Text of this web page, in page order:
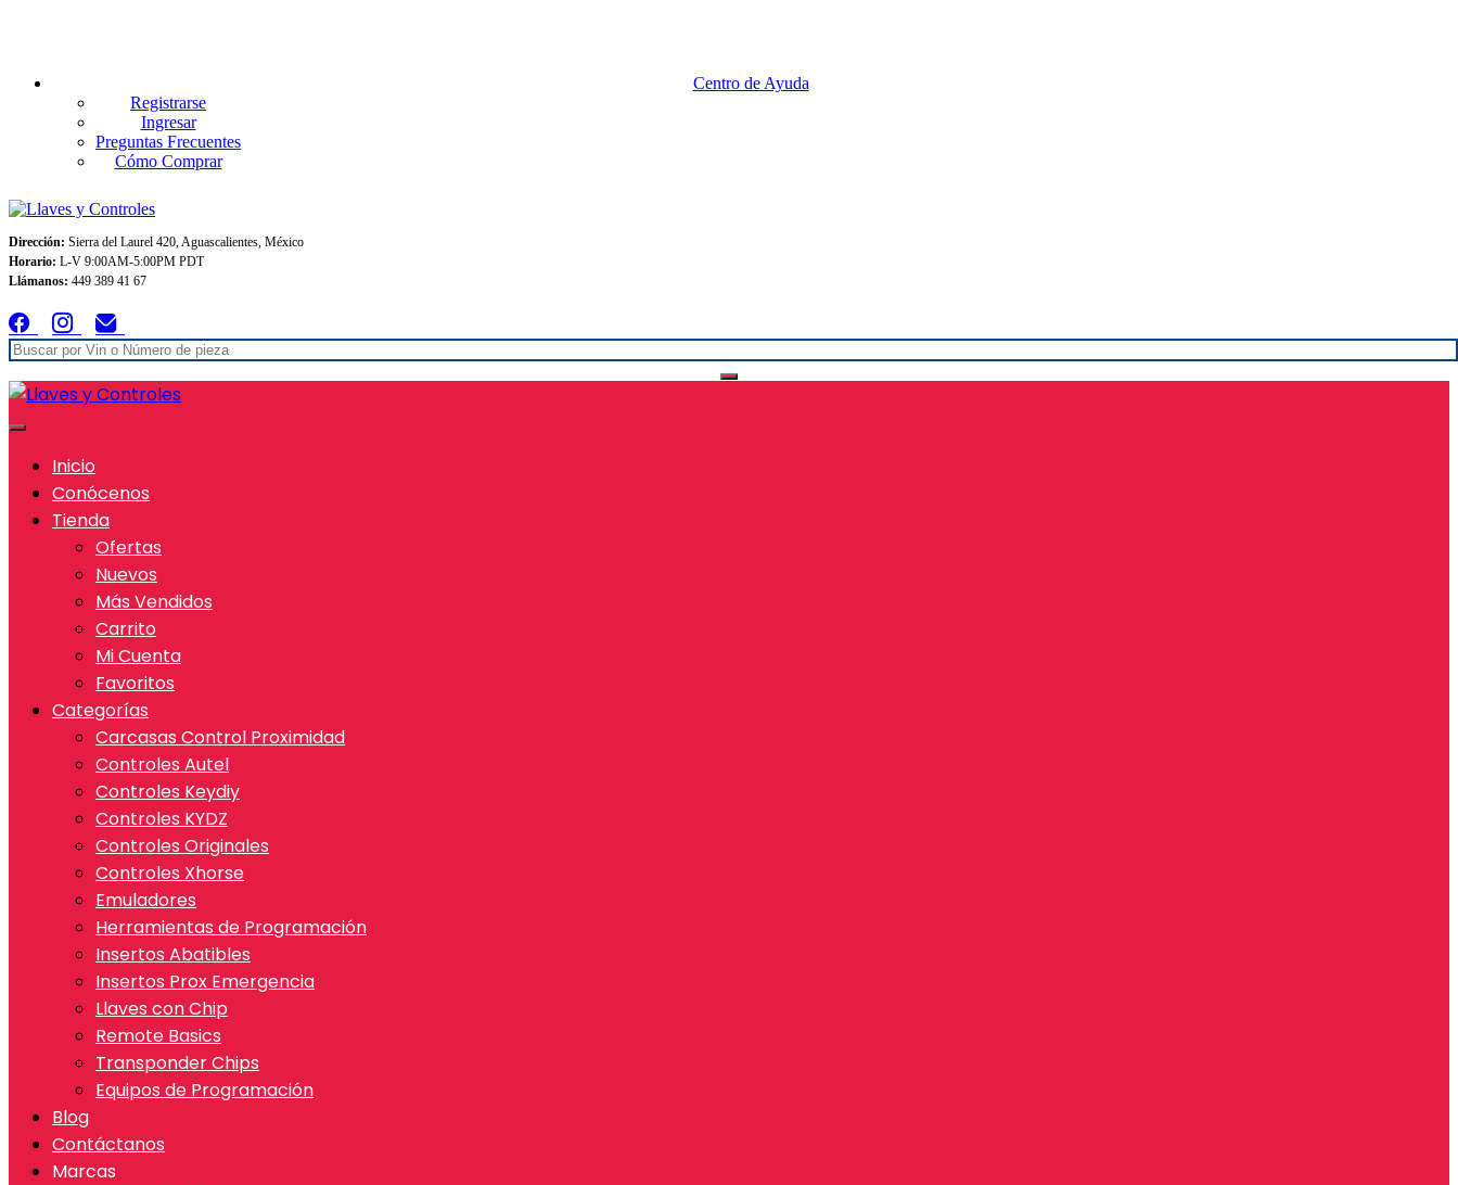
Centro de Ayuda
Registrarse
Ingresar
Preguntas Frecuentes
Cómo Comprar
Dirección: Sierra del Laurel 420, Aguascalientes, México
Horario: L-V 9:00AM-5:00PM PDT
Llámanos: 449 389 41 67
Inicio
Conócenos
Tienda
Ofertas
Nuevos
Más Vendidos
Carrito
Mi Cuenta
Favoritos
Categorías
Carcasas Control Proximidad
Controles Autel
Controles Keydiy
Controles KYDZ
Controles Originales
Controles Xhorse
Emuladores
Herramientas de Programación
Insertos Abatibles
Insertos Prox Emergencia
Llaves con Chip
Remote Basics
Transponder Chips
Equipos de Programación
Blog
Contáctanos
Marcas